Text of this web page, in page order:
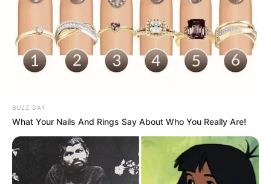
Digər xəbərlər
BUZZ DAY
What Your Nails And Rings Say About Who You Really Are!